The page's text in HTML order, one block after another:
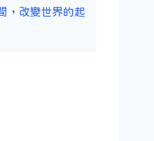
，改變世界的起